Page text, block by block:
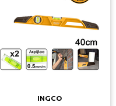
INGCO